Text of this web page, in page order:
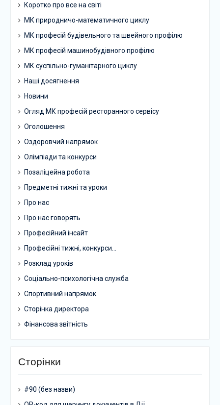
Коротко про все на світі
МК природничо-математичного циклу
МК професій будівельного та швейного профілю
МК професій машинобудівного профілю
МК суспільно-гуманітарного циклу
Наші досягнення
Новини
Огляд МК професій ресторанного сервісу
Оголошення
Оздоровчий напрямок
Олімпіади та конкурси
Позаліцейна робота
Предметні тижні та уроки
Про нас
Про нас говорять
Професійний інсайт
Професійні тижні, конкурси…
Розклад уроків
Соціально-психологічна служба
Спортивний напрямок
Сторінка директора
Фінансова звітність
Сторінки
#90 (без назви)